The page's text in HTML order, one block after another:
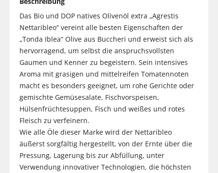
Das Bio und DOP natives Olivenöl extra „Agrestis
Nettaribleo“ vereint alle besten Eigenschaften der
„Tonda Iblea“ Olive aus Buccheri und erweist sich als
hervorragend, um selbst die anspruchsvollsten
Gaumen und Kenner zu begeistern. Sein intensives
Aroma mit grasigen und mittelreifen Tomatennoten
macht es besonders geeignet, um rohe Gerichte oder
gemischte Gemüsesalate, Fischvorspeisen,
Hülsenfrüchtesuppen, Fisch und weißes und rotes
Fleisch zu verfeinern.
Wie alle Öle dieser Marke wird der Nettaribleo
äußerst sorgfältig hergestellt, von der Ernte über die
Pressung, Lagerung bis zur Abfüllung, unter
Verwendung innovativer Technologien, die höchsten